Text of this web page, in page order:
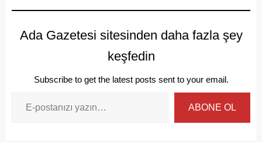
Ada Gazetesi sitesinden daha fazla şey
keşfedin
Subscribe to get the latest posts sent to your email.
ABONE OL